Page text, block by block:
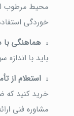
محیط مرطوب
خوردگی
هماهنگی با
باید با
استعلام از
خرید کنید
مشاوره فنی